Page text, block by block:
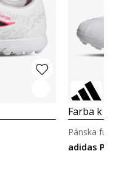
Farba k
adidas
Pánska